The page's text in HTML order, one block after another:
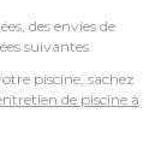
des envies de
suivantes.
piscine, sachez
de piscine à